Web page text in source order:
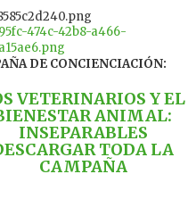
DE CONCIENCIACIÓN:
VETERINARIOS Y EL
ANIMAL:
INSEPARABLES
TODA LA
CAMPAÑA